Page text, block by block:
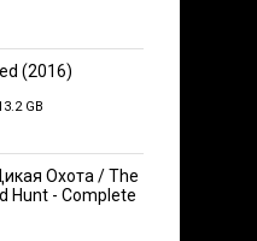
(2016)
GB
Охота / The
Hunt - Complete